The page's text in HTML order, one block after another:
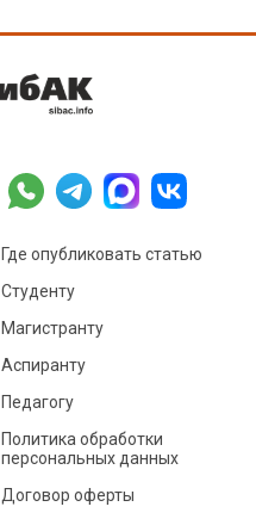
Где опубликовать статью
Студенту
Магистранту
Аспиранту
Педагогу
Политика обработки
персональных данных
Договор оферты